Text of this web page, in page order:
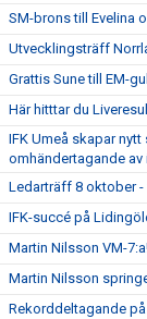
SM-brons till Evelina
Utvecklingsträff
Grattis Sune till EM-
Här hitttar du
IFK Umeå skapar
omhändertagande
Ledarträff 8 oktober -
IFK-succé på
Martin Nilsson VM-
Martin Nilsson
Rekorddeltagande